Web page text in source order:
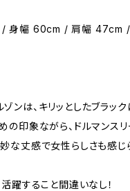
身幅 60cm / 肩幅 47cm
ンは、キリッとしたブラッ
の印象ながら、ドルマンスリ
な丈感で女性らしさも感じ
躍すること間違いなし！